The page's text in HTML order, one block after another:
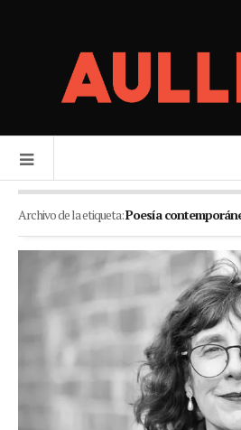
Archivo de la etiqueta:Poesía